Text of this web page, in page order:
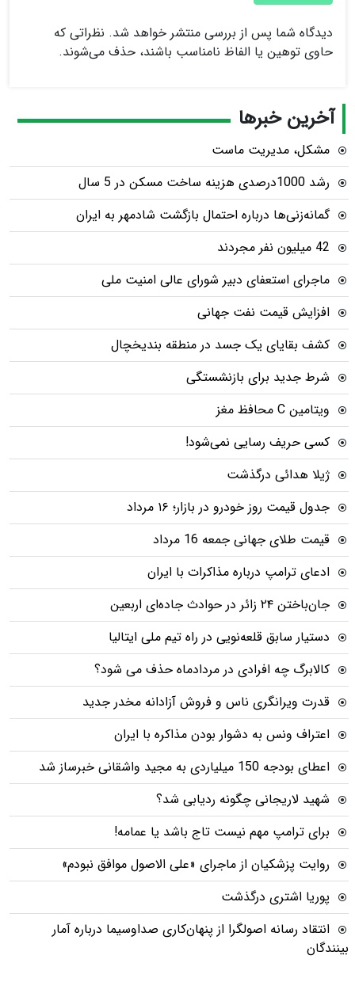
دیدگاه شما پس از بررسی منتشر خواهد شد. نظراتی که
حاوی توهین یا الفاظ نامناسب باشند، حذف می‌شوند.
آخرین خبرها
مشکل، مدیریت ماست
رشد 1000درصدی هزینه ساخت مسکن در 5 سال
گمانه‌زنی‌ها درباره احتمال بازگشت شادمهر به ایران
42 میلیون نفر مجردند
ماجرای استعفای دبیر شورای عالی امنیت ملی
افزایش قیمت نفت جهانی
کشف بقایای یک جسد در منطقه بندیخچال
شرط جدید برای بازنشستگی
ویتامین C محافظ مغز
کسی حریف رسایی نمی‌شود!
ژیلا هدائی درگذشت
جدول قیمت روز خودرو در بازار؛ ۱۶ مرداد
قیمت طلای جهانی جمعه 16 مرداد
ادعای ترامپ درباره مذاکرات با ایران
جان‌باختن ۲۴ زائر در حوادث جاده‌ای اربعین
دستیار سابق قلعه‌نویی در راه تیم ملی ایتالیا
کالابرگ چه افرادی در مردادماه حذف می شود؟
قدرت ویرانگری ناس و فروش آزادانه مخدر جدید
اعتراف ونس به دشوار بودن مذاکره با ایران
اعطای بودجه 150 میلیاردی به مجید واشقانی خبرساز شد
شهید لاریجانی چگونه ردیابی شد؟
برای ترامپ مهم نیست تاج باشد یا عمامه!
روایت پزشکیان از ماجرای «علی الاصول موافق نبودم»
پوریا اشتری درگذشت
انتقاد رسانه اصولگرا از پنهان‌کاری صداوسیما درباره آمار
بینندگان